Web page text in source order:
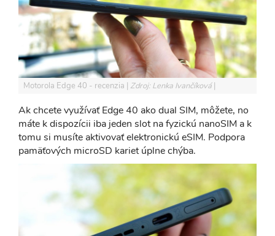
Motorola Edge 40 - recenzia Zdroj: Lenka Ivančíková
Ak chcete využívať Edge 40 ako dual SIM, môžete, no
máte k dispozícii iba jeden slot na fyzickú nanoSIM a k
tomu si musíte aktivovať elektronickú eSIM. Podpora
pamäťových microSD kariet úplne chýba.